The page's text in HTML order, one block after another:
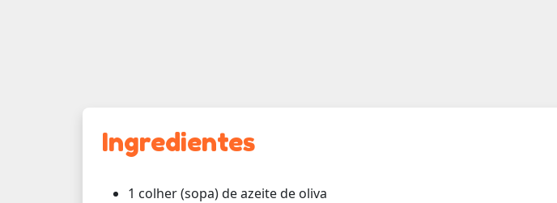
Ingredientes
1 colher (sopa) de azeite de oliva